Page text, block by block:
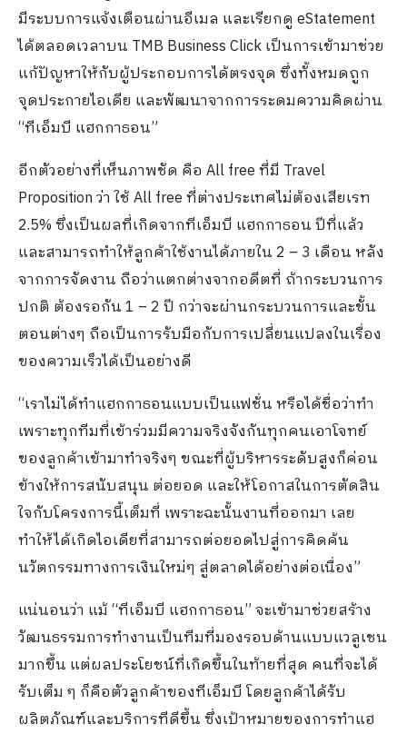
มีระบบการแจ้งเตือนผ่านอีเมล และเรียกดู eStatement
ได้ตลอดเวลาบน TMB Business Click เป็นการเข้ามาช่วย
แก้ปัญหาให้กับผู้ประกอบการได้ตรงจุด ซึ่งทั้งหมดถูก
จุดประกายไอเดีย และพัฒนาจากการระดมความคิดผ่าน
“ทีเอ็มบี แฮกกาธอน”
อีกตัวอย่างที่เห็นภาพชัด คือ All free ที่มี Travel
Proposition ว่า ใช้ All free ที่ต่างประเทศไม่ต้องเสียเรท
2.5% ซึ่งเป็นผลที่เกิดจากทีเอ็มบี แฮกกาธอน ปีที่แล้ว
และสามารถทำให้ลูกค้าใช้งานได้ภายใน 2 – 3 เดือน หลัง
จากการจัดงาน ถือว่าแตกต่างจากอดีตที่ ถ้ากระบวนการ
ปกติ ต้องรอกัน 1 – 2 ปี กว่าจะผ่านกระบวนการและขั้น
ตอนต่างๆ ถือเป็นการรับมือกับการเปลี่ยนแปลงในเรื่อง
ของความเร็วได้เป็นอย่างดี
“เราไม่ได้ทำแฮกกาธอนแบบเป็นแฟชั่น หรือได้ชื่อว่าทำ
เพราะทุกทีมที่เข้าร่วมมีความจริงจังกันทุกคนเอาโจทย์
ของลูกค้าเข้ามาทำจริงๆ ขณะที่ผู้บริหารระดับสูงก็ค่อน
ข้างให้การสนับสนุน ต่อยอด และให้โอกาสในการตัดสิน
ใจกับโครงการนี้เต็มที่ เพราะฉะนั้นงานที่ออกมา เลย
ทำให้ได้เกิดไอเดียที่สามารถต่อยอดไปสู่การคิดค้น
นวัตกรรมทางการเงินใหม่ๆ สู่ตลาดได้อย่างต่อเนื่อง”
แน่นอนว่า แม้ “ทีเอ็มบี แฮกกาธอน” จะเข้ามาช่วยสร้าง
วัฒนธรรมการทำงานเป็นทีมที่มองรอบด้านแบบแวลูเชน
มากขึ้น แต่ผลประโยชน์ที่เกิดขึ้นในท้ายที่สุด คนที่จะได้
รับเต็ม ๆ ก็คือตัวลูกค้าของทีเอ็มบี โดยลูกค้าได้รับ
ผลิตภัณฑ์และบริการทีดีขึ้น ซึ่งเป้าหมายของการทำแฮ